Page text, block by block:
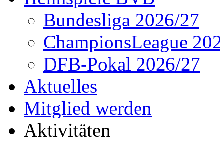
Bundesliga 2026/27
ChampionsLeague
DFB-Pokal 2026/27
Aktuelles
Mitglied werden
Aktivitäten